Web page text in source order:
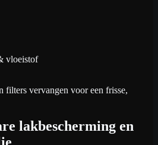
vloeistof
filters vervangen voor een frisse,
lakbescherming en